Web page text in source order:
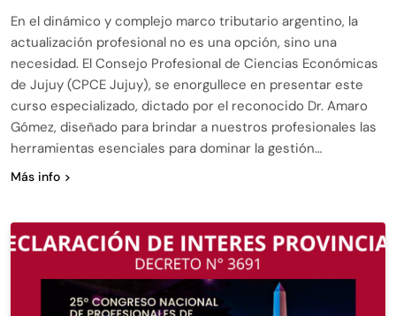
En el dinámico y complejo marco tributario argentino, la
actualización profesional no es una opción, sino una
necesidad. El Consejo Profesional de Ciencias Económicas
de Jujuy (CPCE Jujuy), se enorgullece en presentar este
curso especializado, dictado por el reconocido Dr. Amaro
Gómez, diseñado para brindar a nuestros profesionales las
herramientas esenciales para dominar la gestión…
Más info